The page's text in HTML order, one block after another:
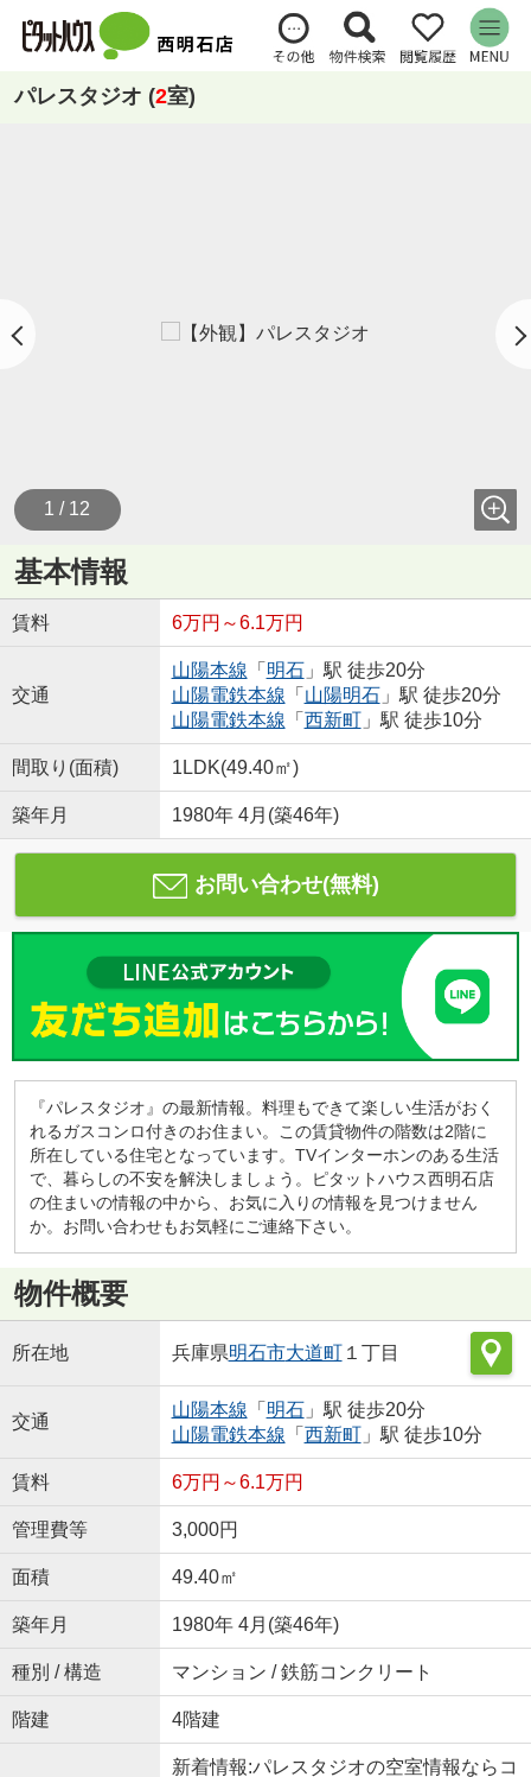
パレスタジオ (2室)
1 / 12
基本情報
賃料 6万円～6.1万円
交通
山陽本線 「 明石」駅 徒歩20分
山陽電鉄本線 「 山陽明石」駅 徒歩20分
山陽電鉄本線 「 西新町」駅 徒歩10分
間取り(面積) 1LDK(49.40㎡)
築年月 1980年 4月(築46年)
お問い合わせ(無料)
『パレスタジオ』の最新情報。料理もできて楽しい生活がおく
れるガスコンロ付きのお住まい。この賃貸物件の階数は2階に
所在している住宅となっています。TVインターホンのある生活
で、暮らしの不安を解決しましょう。ピタットハウス西明石店
の住まいの情報の中から、お気に入りの情報を見つけません
か。お問い合わせもお気軽にご連絡下さい。
物件概要
所在地 兵庫県明石市大道町１丁目
交通
山陽本線 「 明石」駅 徒歩20分
山陽電鉄本線 「 西新町」駅 徒歩10分
賃料 6万円～6.1万円
管理費等 3,000円
面積 49.40㎡
築年月 1980年 4月(築46年)
種別 / 構造 マンション / 鉄筋コンクリート
階建 4階建
新着情報:パレスタジオの空室情報ならコ